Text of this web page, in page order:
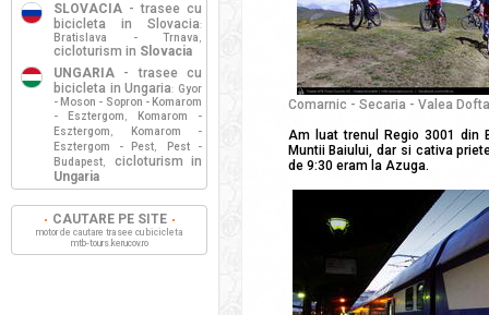
Comarnic - Secaria - Valea
Am luat trenul Regio 3001 din
Muntii Baiului, dar si cativa
de 9:30 eram la Azuga.
SLOVACIA - trasee cu
bicicleta in Slovacia:
Bratislava - Trnava ,
cicloturism in Slovacia
UNGARIA - trasee cu
bicicleta in Ungaria: Gyor
- Moson - Sopron - Komarom
- Esztergom ,
Komarom -
Esztergom ,
Komarom -
Esztergom - Pest,
Pest -
Budapest,
cicloturism in
Ungaria
CAUTARE PE SITE
motor de cautare trasee cu bicicleta
mtb-tours.kerucov.ro